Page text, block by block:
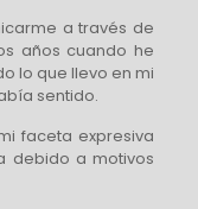
a través de
años cuando he
lo que llevo en mi
sentido.
faceta expresiva
debido a motivos